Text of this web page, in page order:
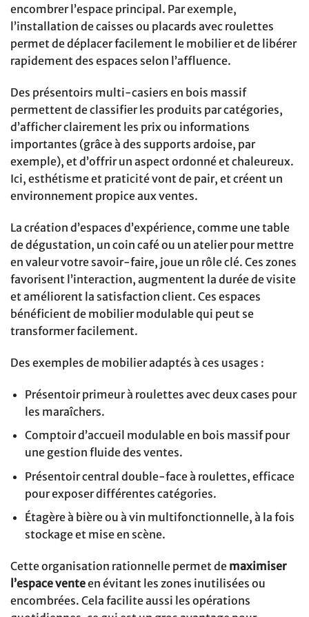
encombrer l’espace principal. Par exemple,
l’installation de caisses ou placards avec roulettes
permet de déplacer facilement le mobilier et de libérer
rapidement des espaces selon l’affluence.
Des présentoirs multi-casiers en bois massif
permettent de classifier les produits par catégories,
d’afficher clairement les prix ou informations
importantes (grâce à des supports ardoise, par
exemple), et d’offrir un aspect ordonné et chaleureux.
Ici, esthétisme et praticité vont de pair, et créent un
environnement propice aux ventes.
La création d’espaces d’expérience, comme une table
de dégustation, un coin café ou un atelier pour mettre
en valeur votre savoir-faire, joue un rôle clé. Ces zones
favorisent l’interaction, augmentent la durée de visite
et améliorent la satisfaction client. Ces espaces
bénéficient de mobilier modulable qui peut se
transformer facilement.
Des exemples de mobilier adaptés à ces usages :
Présentoir primeur à roulettes avec deux cases pour
les maraîchers.
Comptoir d’accueil modulable en bois massif pour
une gestion fluide des ventes.
Présentoir central double-face à roulettes, efficace
pour exposer différentes catégories.
Étagère à bière ou à vin multifonctionnelle, à la fois
stockage et mise en scène.
Cette organisation rationnelle permet de maximiser
l’espace venteen évitant les zones inutilisées ou
encombrées. Cela facilite aussi les opérations